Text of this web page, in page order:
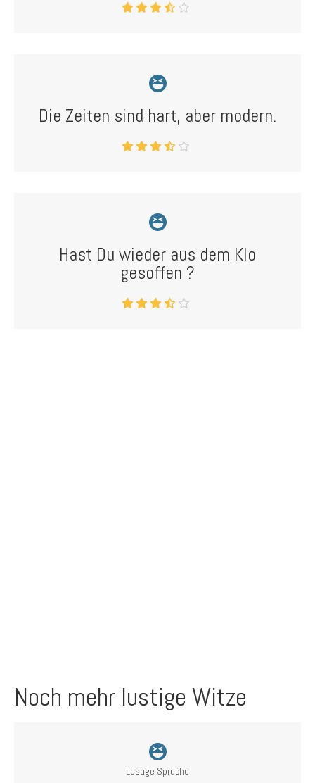
Die Zeiten sind hart, aber modern.
Hast Du wieder aus dem Klo
gesoffen ?
Noch mehr lustige Witze
Lustige Sprüche